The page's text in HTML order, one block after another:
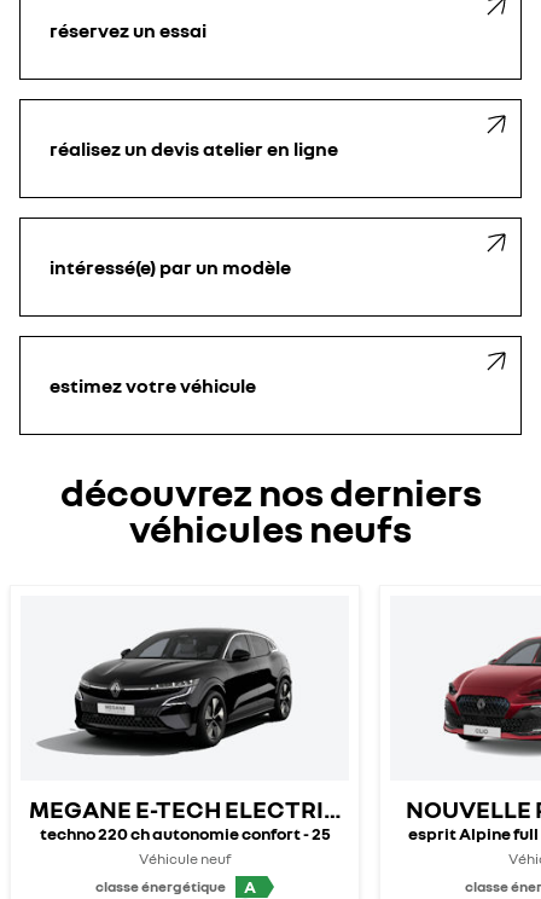
réservez un essai
réalisez un devis atelier en ligne
intéressé(e) par un modèle
estimez votre véhicule
découvrez nos derniers
véhicules neufs
MEGANE E-TECH ELECTRIQUE
techno 220 ch autonomie confort - 25
Véhicule neuf
classe énergétique
A
NOUVELLE
esprit Alpine full
classe